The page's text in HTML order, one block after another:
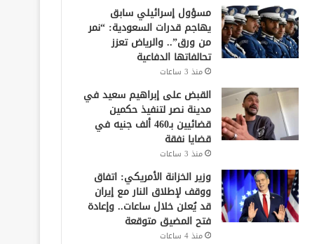
مسؤول إسرائيلي سابق
يهاجم قدرات السعودية: “نمر
من ورق”.. والرياض تعزز
تحالفاتها الدفاعية
منذ 3 ساعات
القبض على إبراهيم سعيد في
مدينة نصر لتنفيذ حكمين
قضائيين بـ460 ألف جنيه في
قضايا نفقة
منذ 3 ساعات
وزير الخزانة الأمريكي: اتفاق
ووقف لإطلاق النار مع إيران
قد يُعلن خلال ساعات.. وإعادة
فتح المضيق متوقعة
منذ 4 ساعات